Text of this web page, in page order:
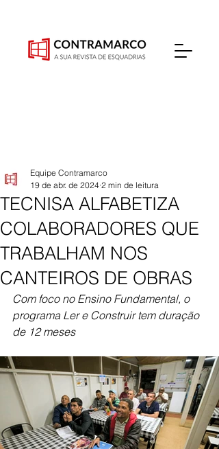
TECNISA ALFABETIZA
COLABORADORES QUE
TRABALHAM NOS
CANTEIROS DE OBRAS
Equipe Contramarco
19 de abr. de 2024 2 min de leitura
Com foco no Ensino Fundamental, o
programa Ler e Construir tem duração
de 12 meses